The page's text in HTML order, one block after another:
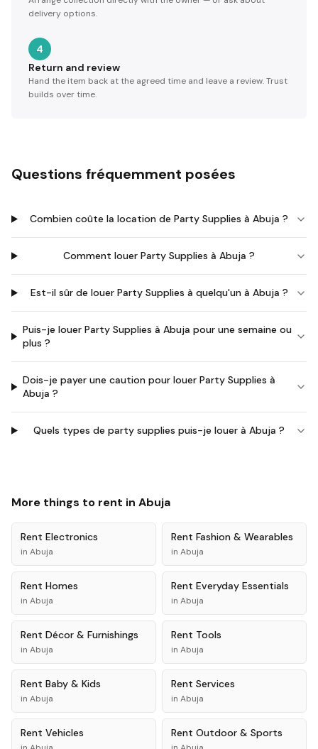
delivery options.
4
Return and review
Hand the item back at the agreed time and leave a review. Trust
builds over time.
Questions fréquemment posées
Combien coûte la location de Party Supplies à Abuja ?
Comment louer Party Supplies à Abuja ?
Est-il sûr de louer Party Supplies à quelqu'un à Abuja ?
Puis-je louer Party Supplies à Abuja pour une semaine ou
plus ?
Dois-je payer une caution pour louer Party Supplies à
Abuja ?
Quels types de party supplies puis-je louer à Abuja ?
More things to rent in Abuja
Rent Electronics
in Abuja
Rent Fashion & Wearables
in Abuja
Rent Homes
in Abuja
Rent Everyday Essentials
in Abuja
Rent Décor & Furnishings
in Abuja
Rent Tools
in Abuja
Rent Baby & Kids
in Abuja
Rent Services
in Abuja
Rent Vehicles Rent Outdoor & Sports